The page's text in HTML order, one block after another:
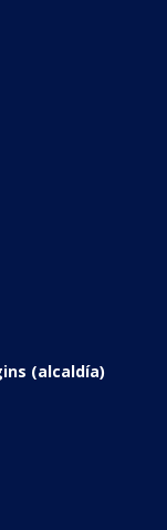
(alcaldía)